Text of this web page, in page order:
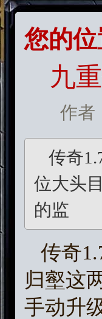
您的
九
作
传奇
位大头
的监
传奇
归壑这
手动升